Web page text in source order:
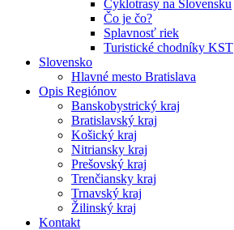
Cyklotrasy na Slovensku
Čo je čo?
Splavnosť riek
Turistické chodníky KST
Slovensko
Hlavné mesto Bratislava
Opis Regiónov
Banskobystrický kraj
Bratislavský kraj
Košický kraj
Nitriansky kraj
Prešovský kraj
Trenčiansky kraj
Trnavský kraj
Žilinský kraj
Kontakt